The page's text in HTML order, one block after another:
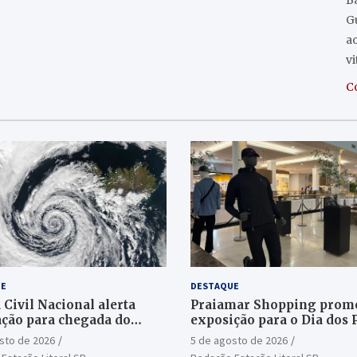
Civil Nacional alerta
para chegada do
bomba
de 2026
DESTAQUE
Praiamar Shopping
exposição para o Dia dos
em Santos
5 de agosto de 2026